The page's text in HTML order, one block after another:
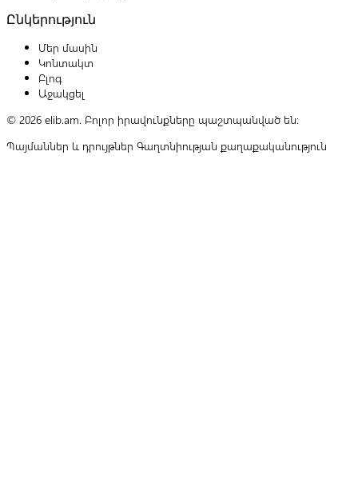
Ընկերություն
Մեր մասին
Կոնտակտ
Բլոգ
Աջակցել
© 2026 elib.am. Բոլոր իրավունքները պաշտպանված են:
Պայմաններ և դրույթներ Գաղտնիության քաղաքականություն